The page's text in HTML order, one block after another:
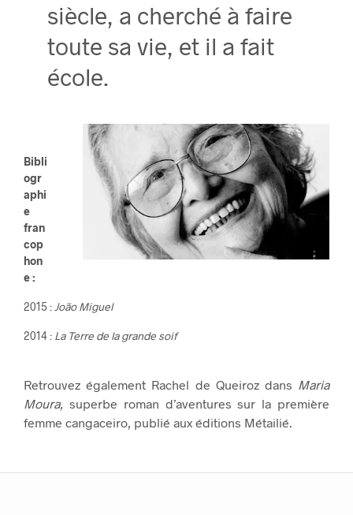
siècle, a cherché à faire
toute sa vie, et il a fait
école.
Bibli
ogr
aphi
e
fran
cop
hon
e :
2015 : João Miguel
2014 : La Terre de la grande soif
Retrouvez également Rachel de Queiroz dans Maria
Moura, superbe roman d’aventures sur la première
femme cangaceiro, publié aux éditions Métailié.